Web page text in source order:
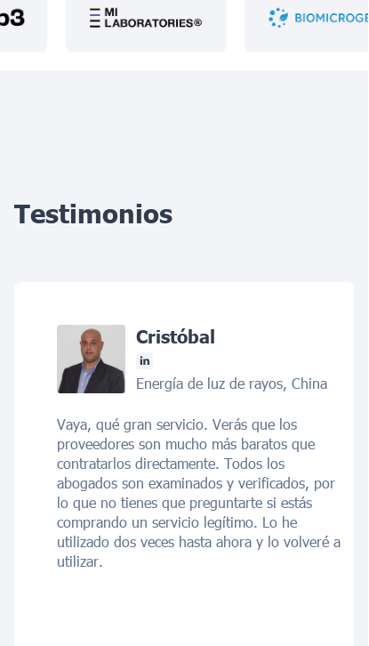
Testimonios
Cristóbal
Energía de luz de rayos, China
Vaya, qué gran servicio. Verás que los
proveedores son mucho más baratos que
contratarlos directamente. Todos los
abogados son examinados y verificados, por
lo que no tienes que preguntarte si estás
comprando un servicio legítimo. Lo he
utilizado dos veces hasta ahora y lo volveré a
utilizar.